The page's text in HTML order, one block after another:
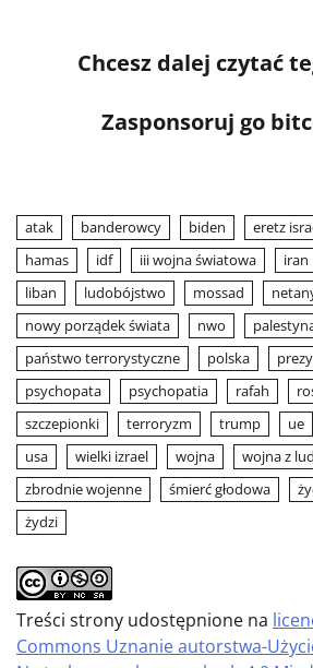
Chcesz dalej czytać
Zasponsoruj go
atak banderowcy biden eretz
hamas
idf iii wojna światowa iran
liban
ludobójstwo mossad
nowy porządek świata
nwo
państwo terrorystyczne
polska
psychopata
psychopatia rafah
szczepionki
terroryzm trump ue
usa
wielki izrael wojna wojna z
zbrodnie wojenne
śmierć głodowa
żydzi
Treści strony udostępnione na
Commons Uznanie autorstwa-